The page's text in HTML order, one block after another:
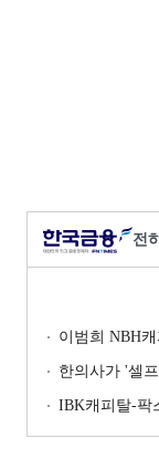
전
이범희 NBH캐피탈
한의사가 '셀프 진료'부터
IBK캐피탈-팍스톤, 기